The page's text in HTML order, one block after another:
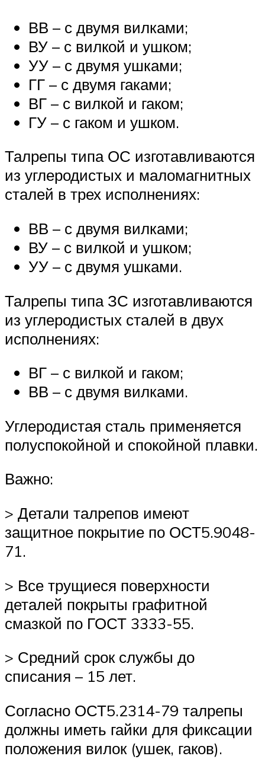
ВВ – с двумя вилками;
ВУ – с вилкой и ушком;
УУ – с двумя ушками;
ГГ – с двумя гаками;
ВГ – с вилкой и гаком;
ГУ – с гаком и ушком.
Талрепы типа ОС изготавливаются
из углеродистых и маломагнитных
сталей в трех исполнениях:
ВВ – с двумя вилками;
ВУ – с вилкой и ушком;
УУ – с двумя ушками.
Талрепы типа ЗС изготавливаются
из углеродистых сталей в двух
исполнениях:
ВГ – с вилкой и гаком;
ВВ – с двумя вилками.
Углеродистая сталь применяется
полуспокойной и спокойной плавки.
Важно:
> Детали талрепов имеют
защитное покрытие по ОСТ5.9048-
71.
> Все трущиеся поверхности
деталей покрыты графитной
смазкой по ГОСТ 3333-55.
> Средний срок службы до
списания – 15 лет.
Согласно ОСТ5.2314-79 талрепы
должны иметь гайки для фиксации
положения вилок (ушек, гаков).